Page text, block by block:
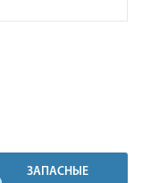
ЗАПАСНЫЕ